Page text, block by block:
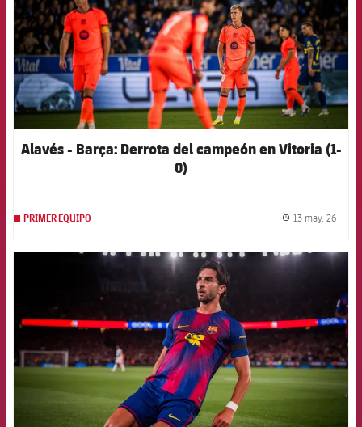
Alavés - Barça: Derrota del campeón en Vitoria (1-
0)
PRIMER EQUIPO 13 may. 26
FCB Barcelona badge